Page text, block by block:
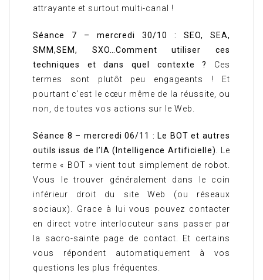
attrayante et surtout multi-canal !
Séance 7 – mercredi 30/10 : SEO, SEA,
SMM,SEM, SXO…Comment utiliser ces
techniques et dans quel contexte ?
Ces
termes sont plutôt peu engageants ! Et
pourtant c’est le cœur même de la réussite, ou
non, de toutes vos actions sur le Web.
Séance 8 – mercredi 06/11 : Le BOT et autres
outils issus de l’IA (Intelligence Artificielle).
Le
terme « BOT » vient tout simplement de robot.
Vous le trouver généralement dans le coin
inférieur droit du site Web (ou réseaux
sociaux). Grace à lui vous pouvez contacter
en direct votre interlocuteur sans passer par
la sacro-sainte page de contact. Et certains
vous répondent automatiquement à vos
questions les plus fréquentes.